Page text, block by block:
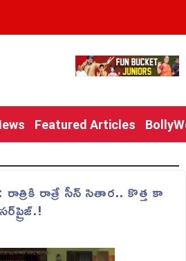
Featured Articles
రాత్రే సీన్ సితార.. కొత్త కా